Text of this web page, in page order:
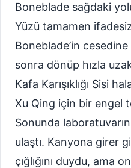
Boneblade sağdaki
Yüzü tamamen
Boneblade’in
sonra dönüp hızla
Kafa Karışıklığı Sisi
Xu Qing için bir engel
Sonunda
ulaştı. Kanyona girer
çığlığını duydu, ama